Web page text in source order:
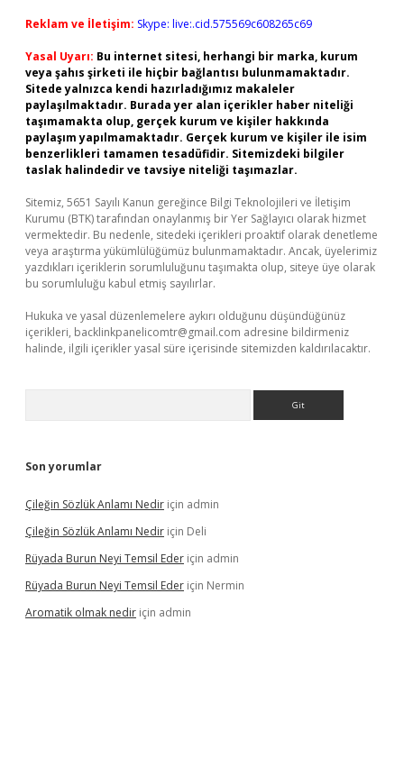
Reklam ve İletişim: Skype: live:.cid.575569c608265c69
Yasal Uyarı: Bu internet sitesi, herhangi bir marka, kurum
veya şahıs şirketi ile hiçbir bağlantısı bulunmamaktadır.
Sitede yalnızca kendi hazırladığımız makaleler
paylaşılmaktadır. Burada yer alan içerikler haber niteliği
taşımamakta olup, gerçek kurum ve kişiler hakkında
paylaşım yapılmamaktadır. Gerçek kurum ve kişiler ile isim
benzerlikleri tamamen tesadüfidir. Sitemizdeki bilgiler
taslak halindedir ve tavsiye niteliği taşımazlar.
Sitemiz, 5651 Sayılı Kanun gereğince Bilgi Teknolojileri ve İletişim
Kurumu (BTK) tarafından onaylanmış bir Yer Sağlayıcı olarak hizmet
vermektedir. Bu nedenle, sitedeki içerikleri proaktif olarak denetleme
veya araştırma yükümlülüğümüz bulunmamaktadır. Ancak, üyelerimiz
yazdıkları içeriklerin sorumluluğunu taşımakta olup, siteye üye olarak
bu sorumluluğu kabul etmiş sayılırlar.
Hukuka ve yasal düzenlemelere aykırı olduğunu düşündüğünüz
içerikleri, backlinkpanelicomtr@gmail.com adresine bildirmeniz
halinde, ilgili içerikler yasal süre içerisinde sitemizden kaldırılacaktır.
Son yorumlar
Çileğin Sözlük Anlamı Nedir için admin
Çileğin Sözlük Anlamı Nedir için Deli
Rüyada Burun Neyi Temsil Eder için admin
Rüyada Burun Neyi Temsil Eder için Nermin
Aromatik olmak nedir için admin